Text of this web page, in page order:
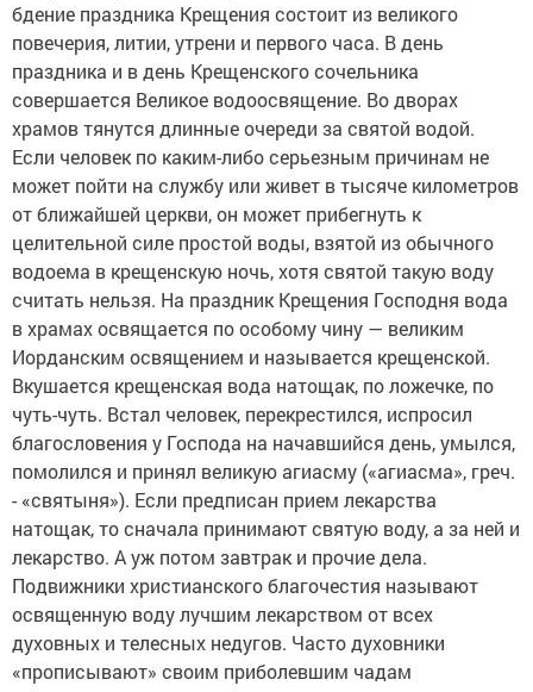
бдение праздника Крещения состоит из великого
повечерия, литии, утрени и первого часа. В день
праздника и в день Крещенского сочельника
совершается Великое водоосвящение. Во дворах
храмов тянутся длинные очереди за святой водой.
Если человек по каким-либо серьезным причинам не
может пойти на службу или живет в тысяче километров
от ближайшей церкви, он может прибегнуть к
целительной силе простой воды, взятой из обычного
водоема в крещенскую ночь, хотя святой такую воду
считать нельзя. На праздник Крещения Господня вода
в храмах освящается по особому чину — великим
Иорданским освящением и называется крещенской.
Вкушается крещенская вода натощак, по ложечке, по
чуть-чуть. Встал человек, перекрестился, испросил
благословения у Господа на начавшийся день, умылся,
помолился и принял великую агиасму («агиасма», греч.
- «святыня»). Если предписан прием лекарства
натощак, то сначала принимают святую воду, а за ней и
лекарство. А уж потом завтрак и прочие дела.
Подвижники христианского благочестия называют
освященную воду лучшим лекарством от всех
духовных и телесных недугов. Часто духовники
«прописывают» своим приболевшим чадам